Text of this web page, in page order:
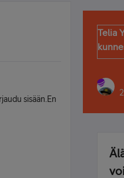
sisään.En
Telia